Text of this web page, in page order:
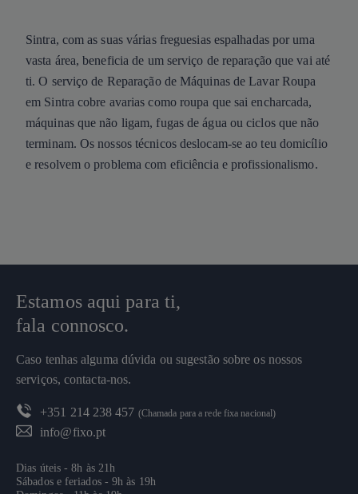
Sintra, com as suas várias freguesias espalhadas por uma
vasta área, beneficia de um serviço de reparação que vai até
ti. O serviço de Reparação de Máquinas de Lavar Roupa
em Sintra cobre avarias como roupa que sai encharcada,
máquinas que não ligam, fugas de água ou ciclos que não
terminam. Os nossos técnicos deslocam-se ao teu domicílio
e resolvem o problema com eficiência e profissionalismo.
Estamos aqui para ti,
fala connosco.
Caso tenhas alguma dúvida ou sugestão sobre os nossos
serviços, contacta-nos.
+351 214 238 457 (Chamada para a rede fixa nacional)
info@fixo.pt
Dias úteis - 8h às 21h
Sábados e feriados - 9h às 19h